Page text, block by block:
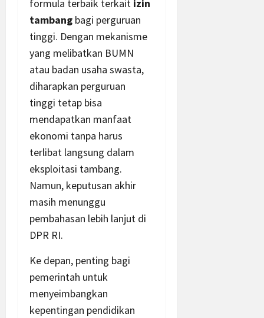
formula terbaik terkait izin
tambang bagi perguruan
tinggi. Dengan mekanisme
yang melibatkan BUMN
atau badan usaha swasta,
diharapkan perguruan
tinggi tetap bisa
mendapatkan manfaat
ekonomi tanpa harus
terlibat langsung dalam
eksploitasi tambang.
Namun, keputusan akhir
masih menunggu
pembahasan lebih lanjut di
DPR RI.
Ke depan, penting bagi
pemerintah untuk
menyeimbangkan
kepentingan pendidikan